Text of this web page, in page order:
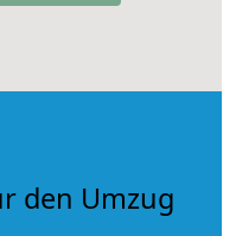
den Umzug